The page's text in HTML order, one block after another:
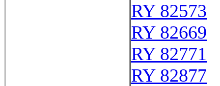
RY 82573
RY 82669
RY 82771
RY 82877